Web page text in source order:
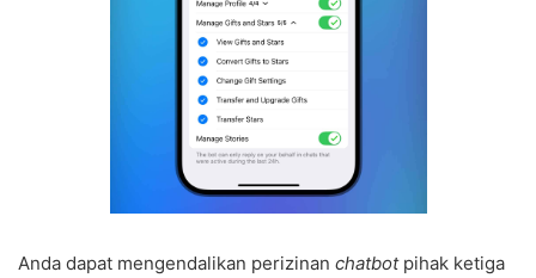
Anda dapat mengendalikan perizinan chatbotpihak ketiga